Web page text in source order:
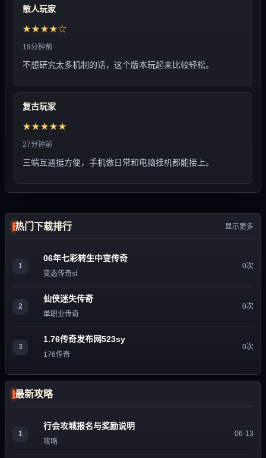
散人玩家
★★★★☆
19分钟前
不想研究太多机制的话，这个版本玩起来比较轻松。
复古玩家
★★★★★
27分钟前
三端互通挺方便，手机做日常和电脑挂机都能接上。
热门下载排行 显示更多
1
06年七彩转生中变传奇
变态传奇sf
0次
2
仙侠迷失传奇
单职业传奇
0次
3
1.76传奇发布网523sy
176传奇
0次
最新攻略
1
行会攻城报名与奖励说明
攻略
06-13